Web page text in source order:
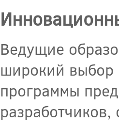
Ведущие
широкий выбор
программы